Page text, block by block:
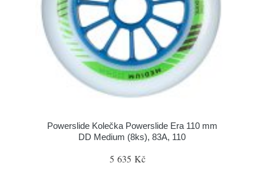
Powerslide Kolečka Powerslide Era 110 mm
DD Medium (8ks), 83A, 110
5 635 Kč